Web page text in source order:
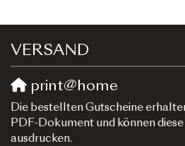
VERSAND
print@home
Die bestellten Gutscheine
PDF-Dokument und können
ausdrucken.